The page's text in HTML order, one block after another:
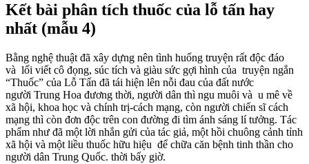
Kết bài phân tích thuốc của lỗ tấn hay
nhất (mẫu 4)
Bằng nghệ thuật đã xây dựng nên tình huống truyện rất độc đáo
và lối viết cô đọng, súc tích và giàu sức gợi hình của truyện ngắn
“Thuốc” của Lỗ Tấn đã tái hiện lên nỗi đau của đất nước
người Trung Hoa đương thời, người dân thì ngu muôi và u mê về
xã hội, khoa học và chính trị-cách mạng, còn người chiến sĩ cách
mạng thì còn đơn độc trên con đường đi tìm ánh sáng lí tưởng. Tác
phẩm như đã một lời nhắn gửi của tác giả, một hồi chuông cảnh tỉnh
xã hội và một liều thuốc hữu hiệu để chữa căn bệnh tinh thần cho
người dân Trung Quốc. thời bấy giờ.